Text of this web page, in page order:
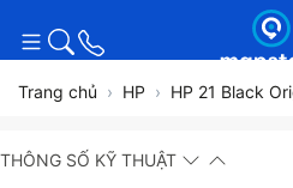
Trang chủ HP HP 21 Black
THÔNG SỐ KỸ THUẬT